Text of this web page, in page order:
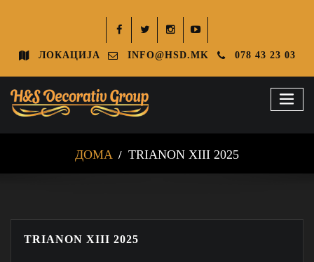
ЛОКАЦИЈА INFO@HSD.MK 078 43 23 03
ДОМА TRIANON XIII 2025
TRIANON XIII 2025